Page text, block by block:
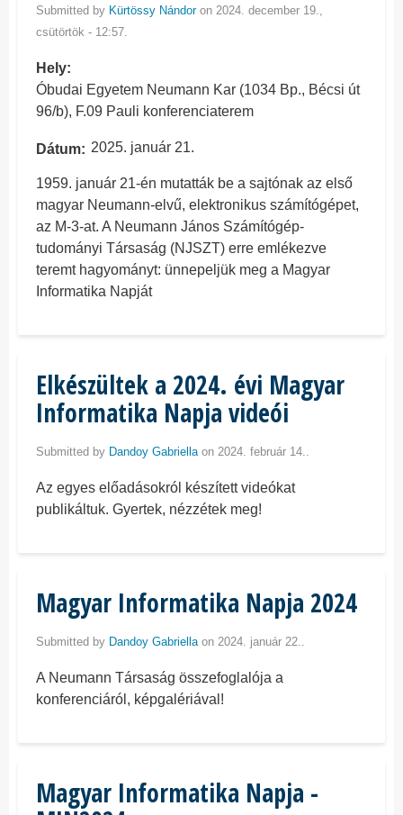
Submitted by Kürtössy Nándoron 2024. december 19.,
csütörtök - 12:57.
Hely
Óbudai Egyetem Neumann Kar (1034 Bp., Bécsi út
96/b), F.09 Pauli konferenciaterem
Dátum 2025. január 21.
1959. január 21-én mutatták be a sajtónak az első
magyar Neumann-elvű, elektronikus számítógépet,
az M-3-at. A Neumann János Számítógép-
tudományi Társaság (NJSZT) erre emlékezve
teremt hagyományt: ünnepeljük meg a Magyar
Informatika Napját
Elkészültek a 2024. évi Magyar
Informatika Napja videói
Submitted by Dandoy Gabriellaon 2024. február 14..
Az egyes előadásokról készített videókat
publikáltuk. Gyertek, nézzétek meg!
Magyar Informatika Napja 2024
Submitted by Dandoy Gabriellaon 2024. január 22..
A Neumann Társaság összefoglalója a
konferenciáról, képgalériával!
Magyar Informatika Napja -